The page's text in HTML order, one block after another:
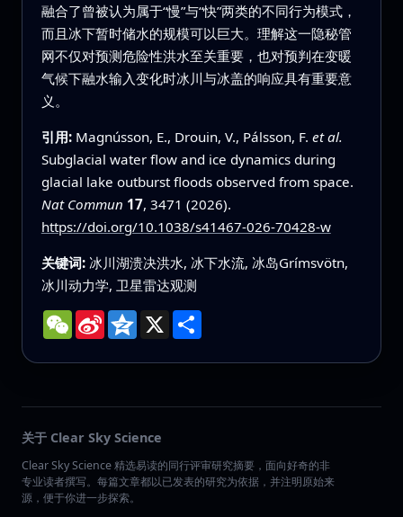
融合了曾被认为属于“慢”与“快”两类的不同行为模式，
而且冰下暂时储水的规模可以巨大。理解这一隐秘管
网不仅对预测危险性洪水至关重要，也对预判在变暖
气候下融水输入变化时冰川与冰盖的响应具有重要意
义。
引用: Magnússon, E., Drouin, V., Pálsson, F. et al.
Subglacial water flow and ice dynamics during
glacial lake outburst floods observed from space.
Nat Commun 17, 3471 (2026).
https://doi.org/10.1038/s41467-026-70428-w
关键词: 冰川湖溃决洪水, 冰下水流, 冰岛Grímsvötn,
冰川动力学, 卫星雷达观测
WeChat
Sina
Weibo
Qzone
X 分
享
关于 Clear Sky Science
Clear Sky Science 精选易读的同行评审研究摘要，面向好奇的非
专业读者撰写。每篇文章都以已发表的研究为依据，并注明原始来
源，便于你进一步探索。